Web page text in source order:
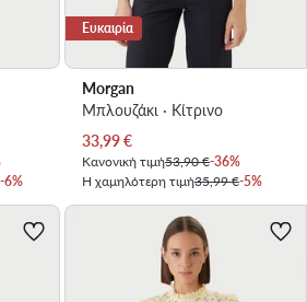
-6%
Ευκαιρία
Morgan
Μπλουζάκι · Κίτρινο
Τρέχουσα τιμή
33,99€
Κανονική τιμή53,90 €-36%
Η χαμηλότερη τιμή35,99 €-5%